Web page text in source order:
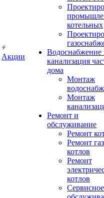
Акции
котельных
Водоснабжение
канализация
дома
Монтаж
Монтаж
Ремонт и
обслуживание
Ремонт
Ремонт
котлов
Ремонт
котлов
Сервисное